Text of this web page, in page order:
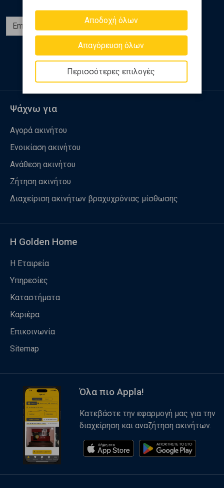
Αποδοχή όλων
Απαγόρευση όλων
Περισσότερες επιλογές
Εγγραφή
Ακολουθήστε μας
Ψάχνω για
Αγορά ακινήτου
Ενοικίαση ακινήτου
Ανάθεση ακινήτου
Ζήτηση ακινήτου
Διαχείριση ακινήτων βραχυχρόνιας μίσθωσης
Η Golden Home
Η Εταιρεία
Υπηρεσίες
Καταστήματα
Καριέρα
Επικοινωνία
Sitemap
Όλα πιο Appla!
Κατεβάστε την εφαρμογή μας για την
διαχείρηση και αναζήτηση ακινήτων.